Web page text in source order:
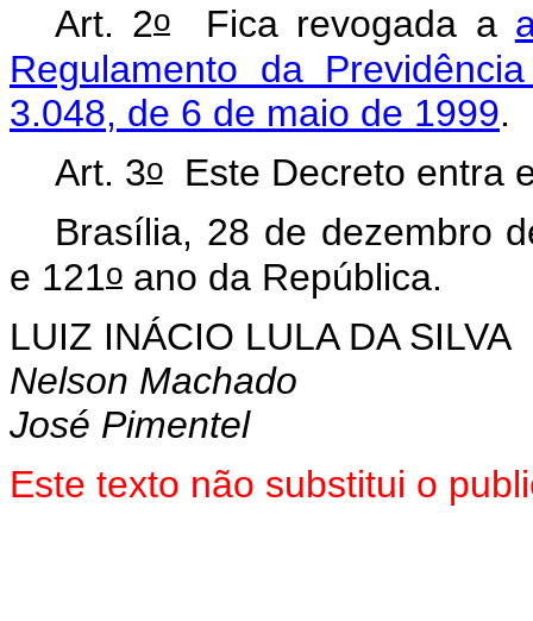
Art. 2oFica revogada a
Regulamento da
3.048, de 6 de maio de 1999.
Art. 3oEste Decreto entra
Brasília, 28 de dezembro
e 121o ano da República.
LUIZ INÁCIO LULA DA SILVA
Nelson Machado
José Pimentel
Este texto não substitui o